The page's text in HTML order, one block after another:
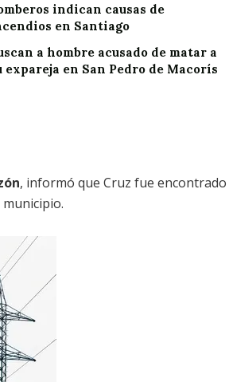
indican causas de
en Santiago
a hombre acusado de matar a
expareja en San Pedro de Macorís
, informó que Cruz fue encontrado